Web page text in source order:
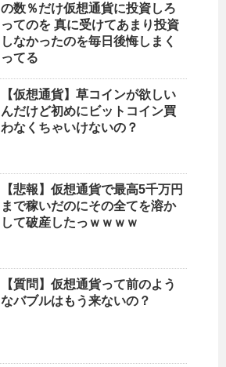
の数％だけ仮想通貨に投資しろ
ってのを 真に受けてあまり投資
しなかったのを毎日後悔しまく
ってる
【仮想通貨】草コインが欲しい
んだけど初めにビットコイン買
わなくちゃいけないの？
【悲報】仮想通貨で最高5千万円
まで稼いだのにその全てを溶か
して破産したっｗｗｗｗ
【質問】仮想通貨って前のよう
なバブルはもう来ないの？